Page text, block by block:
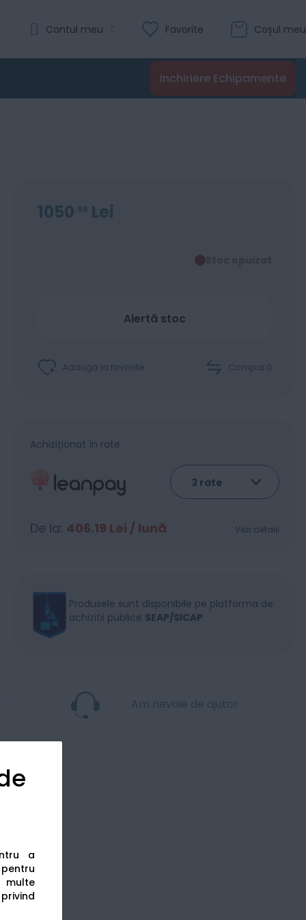
a
multe
Coșul meu
Favorite
Contul meu
Inchiriere Echipamente
1050 96 Lei
Stoc epuizat
Alertă stoc
Adaugă la favorite Compară
Achiziționat în rate
De la: 406.19 Lei / lună Vezi detalii
Produsele sunt disponibile pe platforma de
achizitii publice SEAP/SICAP
Am nevoie de ajutor